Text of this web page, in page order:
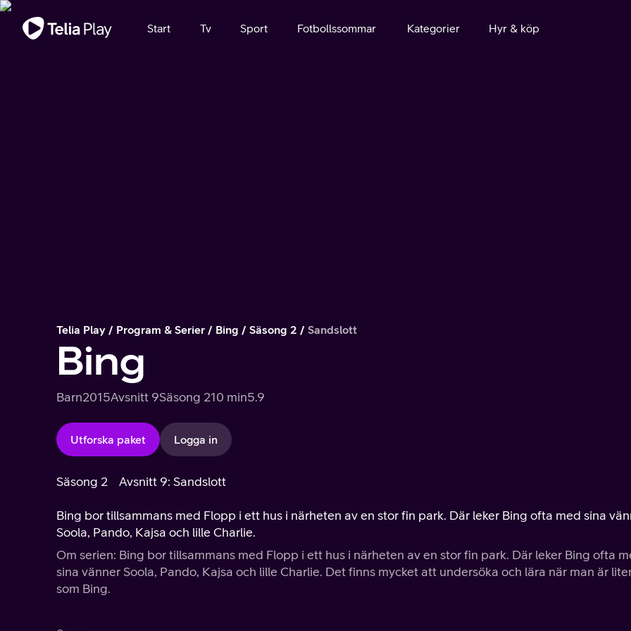
Viktigt meddelande
Start Tv Sport Fotbollssommar Kategorier Hyr & köp
Telia Play Program & Serier Bing Säsong 2 Sandslott
Bing
Barn2015Avsnitt 9Säsong 210 min5.9
Utforska paket Logga in
Säsong 2 Avsnitt 9: Sandslott
Bing bor tillsammans med Flopp i ett hus i närheten av en stor fin park. Där leker Bing ofta med sina
Soola, Pando, Kajsa och lille Charlie.
Om serien: Bing bor tillsammans med Flopp i ett hus i närheten av en stor fin park. Där leker Bing ofta
sina vänner Soola, Pando, Kajsa och lille Charlie. Det finns mycket att undersöka och lära när man är
som Bing.